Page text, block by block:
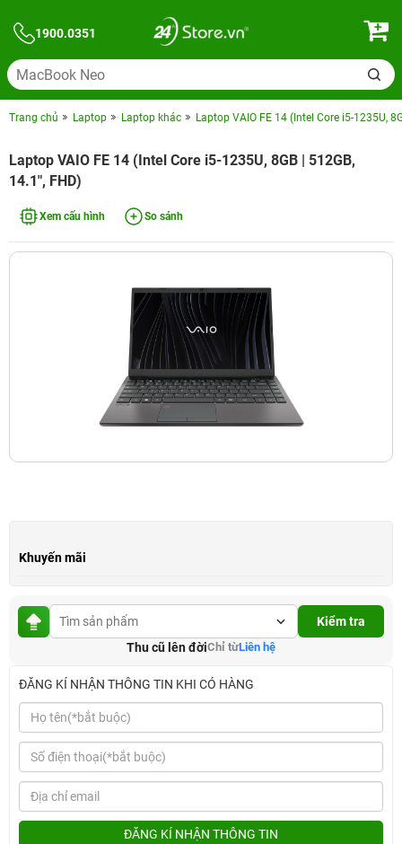
1900.0351
Trang chủ Laptop Laptop khác Laptop VAIO FE 14 (Intel Core i5-1235U,
Laptop VAIO FE 14 (Intel Core i5-1235U, 8GB | 512GB,
14.1", FHD)
Xem cấu hình So sánh
Khuyến mãi
Kiểm tra
Thu cũ lên đờiChỉ từLiên hệ
ĐĂNG KÍ NHẬN THÔNG TIN KHI CÓ HÀNG
ĐĂNG KÍ NHẬN THÔNG TIN